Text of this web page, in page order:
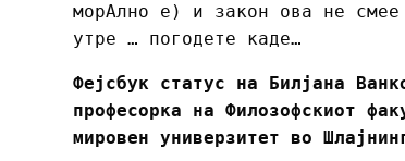
морАлно е) и закон ова не
утре … погодете каде…
Фејсбук статус на Билјана
професорка на Филозофскиот
мировен универзитет во